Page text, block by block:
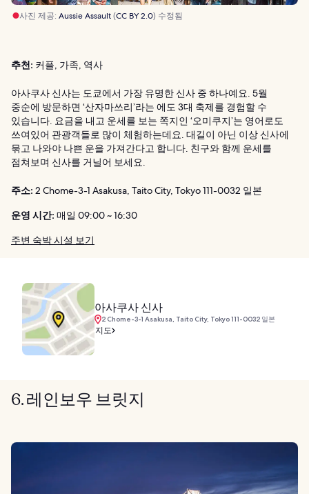
사진 제공: Aussie Assault(CC BY 2.0) 수정됨
추천: 커플, 가족, 역사
아사쿠사 신사는 도쿄에서 가장 유명한 신사 중 하나예요. 5월
중순에 방문하면 ‘산자마쓰리’라는 에도 3대 축제를 경험할 수
있습니다. 요금을 내고 운세를 보는 쪽지인 ‘오미쿠지’는 영어로도
쓰여있어 관광객들로 많이 체험하는데요. 대길이 아닌 이상 신사에
묶고 나와야 나쁜 운을 가져간다고 합니다. 친구와 함께 운세를
점쳐보며 신사를 거닐어 보세요.
주소: 2 Chome-3-1 Asakusa, Taito City, Tokyo 111-0032 일본
운영 시간: 매일 09:00 ~ 16:30
주변 숙박 시설 보기
아사쿠사 신사
2 Chome-3-1 Asakusa, Taito City, Tokyo 111-0032 일본
지도
6. 레인보우 브릿지